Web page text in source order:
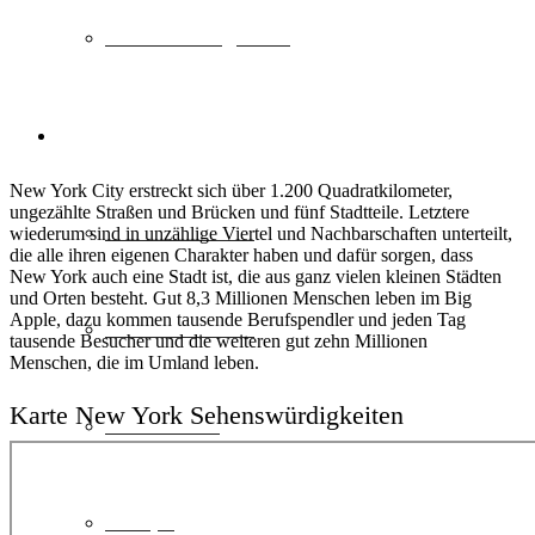
Städtereisen DE
Städtereisen EU
Deutschland
New York City erstreckt sich über 1.200 Quadratkilometer,
ungezählte Straßen und Brücken und fünf Stadtteile. Letztere
wiederum sind in unzählige Viertel und Nachbarschaften unterteilt,
die alle ihren eigenen Charakter haben und dafür sorgen, dass
New York auch eine Stadt ist, die aus ganz vielen kleinen Städten
und Orten besteht. Gut 8,3 Millionen Menschen leben im Big
Apple, dazu kommen tausende Berufspendler und jeden Tag
tausende Besucher und die weiteren gut zehn Millionen
Menschen, die im Umland leben.
Karte New York Sehenswürdigkeiten